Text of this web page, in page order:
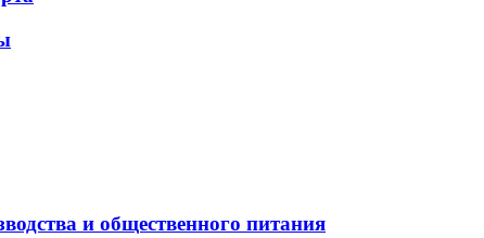
и общественного питания